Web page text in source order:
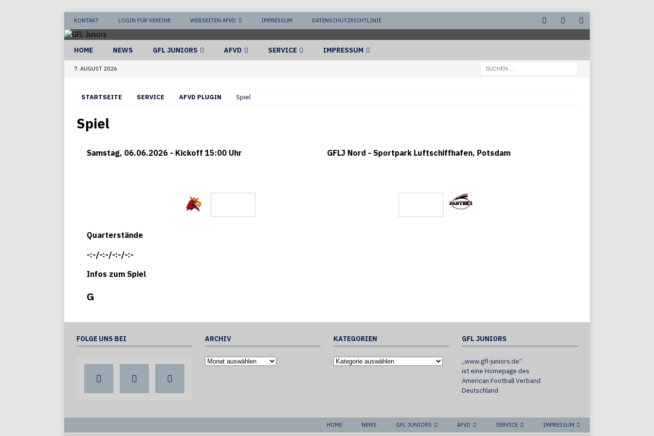
KONTAKT LOGIN FÜR VEREINE WEBSEITEN AFVD IMPRESSUM DATENSCHUTZRICHTLINIE
HOME NEWS GFL JUNIORS AFVD SERVICE IMPRESSUM
7. AUGUST 2026
STARTSEITE SERVICE AFVD PLUGIN Spiel
Spiel
Samstag, 06.06.2026 - Kickoff 15:00 Uhr GFLJ Nord - Sportpark Luftschiffhafen, Potsdam
Quarterstände
-:-/-:-/-:-/-:-
Infos zum Spiel
G
FOLGE UNS BEI ARCHIV KATEGORIEN GFL JUNIORS
„www.gfl-juniors.de“
ist eine Homepage des
American Football Verband
Deutschland
HOME NEWS GFL JUNIORS AFVD SERVICE IMPRESSUM